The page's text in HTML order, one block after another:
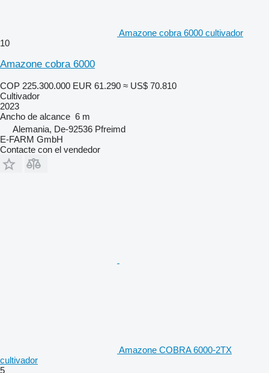
Amazone cobra 6000 cultivador
10
Amazone cobra 6000
COP 225.300.000 EUR 61.290 ≈ US$ 70.810
Cultivador
2023
Ancho de alcance 6 m
Alemania, De-92536 Pfreimd
E-FARM GmbH
Contacte con el vendedor
Amazone COBRA 6000-2TX
cultivador
5